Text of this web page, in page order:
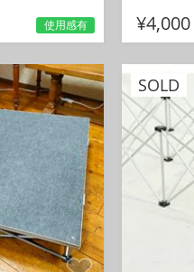
使用感有 ¥4,000
SOLD